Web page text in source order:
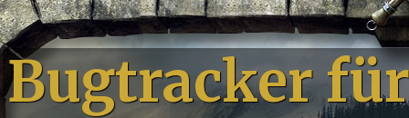
Bugtracker